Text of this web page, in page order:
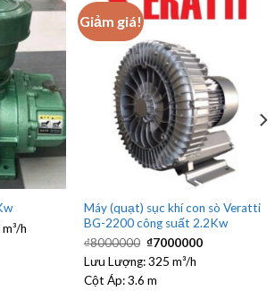
h
Giảm giá!
Máy (quạt) sục khí con sò Veratti
BG-2200 công suất 2.2Kw
₫8000000 Giá
gốc
là:
₫7000000Giá
hiện
Lưu Lượng:325 m³/h
Cột Áp:3.6 m